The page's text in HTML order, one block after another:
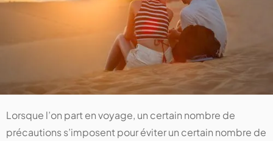
Lorsque l’on part en voyage, un certain nombre de
précautions s’imposent pour éviter un certain nombre de